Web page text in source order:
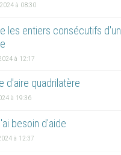
à 08:30
les entiers consécutifs d'un
à 12:17
d'aire quadrilatère
à 19:36
besoin d'aide
à 12:37